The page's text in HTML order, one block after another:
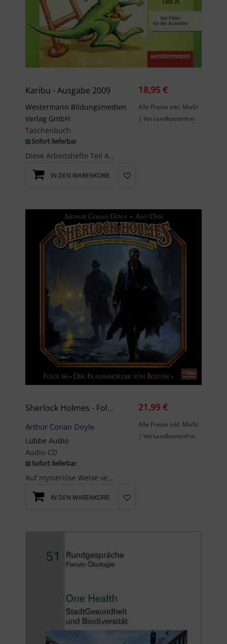
Karibu - Ausgabe 2009
Westermann Bildungsmedien
Verlag GmbH
Taschenbuch
Sofort lieferbar
Diese Arbeitshefte Teil A und Teil B (zusammen eingeschweißt) gehören zur Fibel für die Ausleihe....
18,95 €
Alle Preise inkl. MwSt
| Versandkostenfrei
IN DEN WARENKORB
Sherlock Holmes - Folge 66
Arthur Conan Doyle
Lübbe Audio
Audio-CD
Sofort lieferbar
Auf mysteriöse Weise verschwinden in Boston immer wieder Frauen spurlos. Dabei gibt es jedoch wed...
21,99 €
Alle Preise inkl. MwSt
| Versandkostenfrei
IN DEN WARENKORB